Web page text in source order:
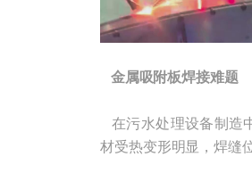
金属吸附板焊接难题
在污水处理设备制造
材受热变形明显，焊缝